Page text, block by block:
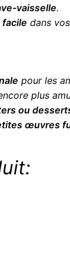
vaisselle.
dans
pour les
plus
ou
œuvres